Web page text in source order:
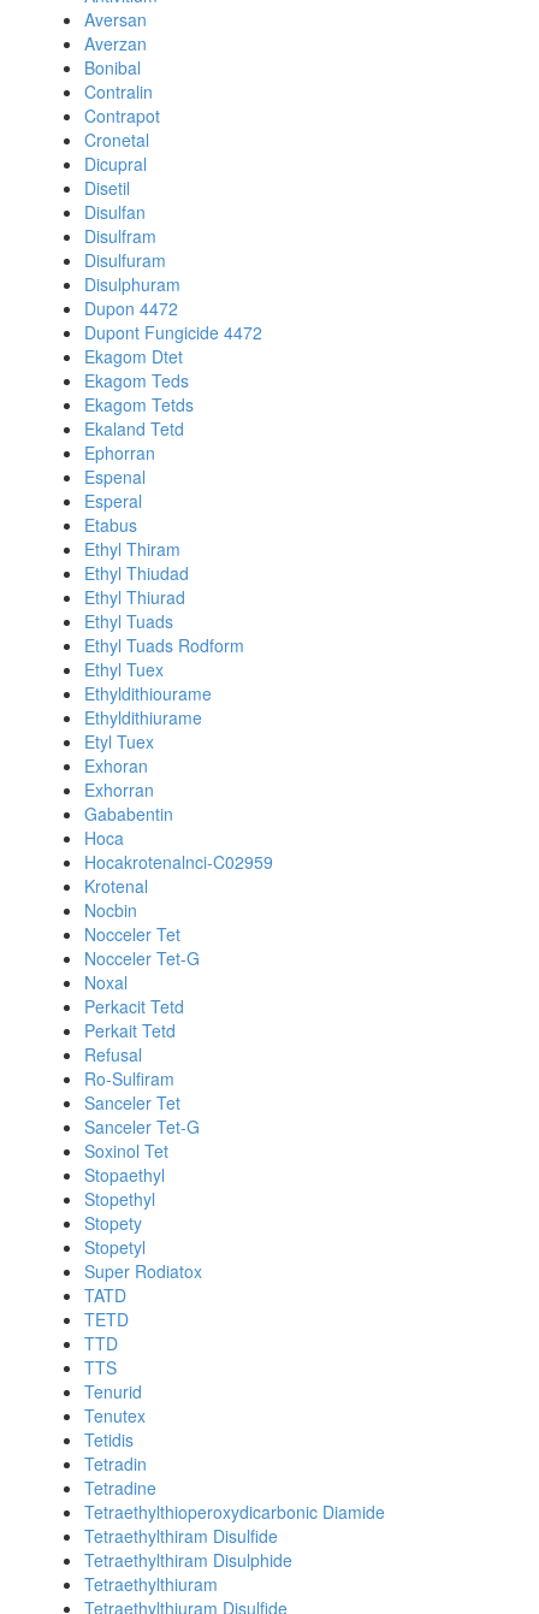
Aversan
Averzan
Bonibal
Contralin
Contrapot
Cronetal
Dicupral
Disetil
Disulfan
Disulfram
Disulfuram
Disulphuram
Dupon 4472
Dupont Fungicide 4472
Ekagom Dtet
Ekagom Teds
Ekagom Tetds
Ekaland Tetd
Ephorran
Espenal
Esperal
Etabus
Ethyl Thiram
Ethyl Thiudad
Ethyl Thiurad
Ethyl Tuads
Ethyl Tuads Rodform
Ethyl Tuex
Ethyldithiourame
Ethyldithiurame
Etyl Tuex
Exhoran
Exhorran
Gababentin
Hoca
Hocakrotenalnci-C02959
Krotenal
Nocbin
Nocceler Tet
Nocceler Tet-G
Noxal
Perkacit Tetd
Perkait Tetd
Refusal
Ro-Sulfiram
Sanceler Tet
Sanceler Tet-G
Soxinol Tet
Stopaethyl
Stopethyl
Stopety
Stopetyl
Super Rodiatox
TATD
TETD
TTD
TTS
Tenurid
Tenutex
Tetidis
Tetradin
Tetradine
Tetraethylthioperoxydicarbonic Diamide
Tetraethylthiram Disulfide
Tetraethylthiram Disulphide
Tetraethylthiuram
Tetraethylthiuram Disulfide